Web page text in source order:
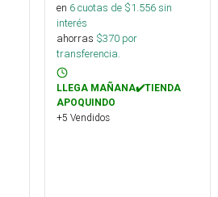
en 6cuotas de $1.556sin
interés
ahorras $370 por
transferencia.
LLEGA MAÑANA✔️TIENDA
APOQUINDO
+5 Vendidos